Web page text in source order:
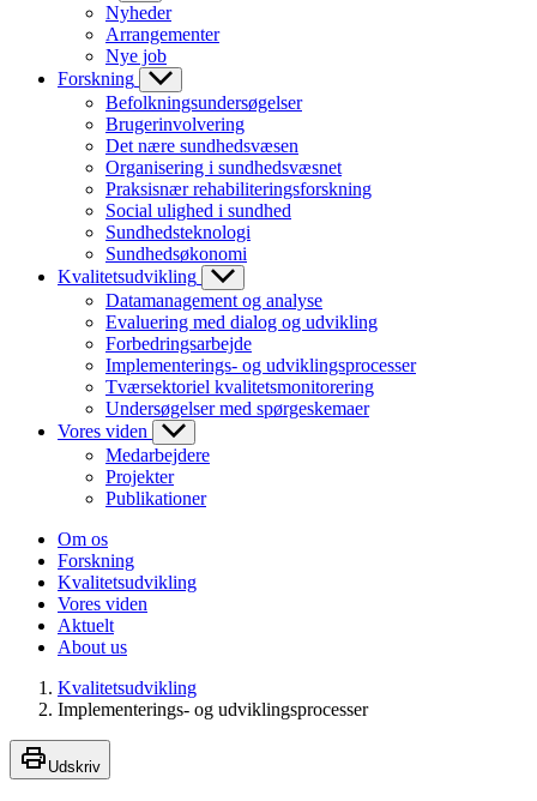
Nyheder
Arrangementer
Nye job
Forskning
Befolkningsundersøgelser
Brugerinvolvering
Det nære sundhedsvæsen
Organisering i sundhedsvæsnet
Praksisnær rehabiliteringsforskning
Social ulighed i sundhed
Sundhedsteknologi
Sundhedsøkonomi
Kvalitetsudvikling
Datamanagement og analyse
Evaluering med dialog og udvikling
Forbedringsarbejde
Implementerings- og udviklingsprocesser
Tværsektoriel kvalitetsmonitorering
Undersøgelser med spørgeskemaer
Vores viden
Medarbejdere
Projekter
Publikationer
Om os
Forskning
Kvalitetsudvikling
Vores viden
Aktuelt
About us
Kvalitetsudvikling
Implementerings- og udviklingsprocesser
Udskriv